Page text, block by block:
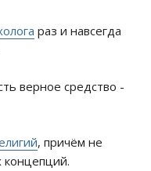
раз и навсегда
верное средство -
, причём не
концепций.